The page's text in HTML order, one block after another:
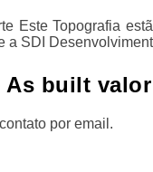
Este Topografia
a SDI
As built valor
por email.